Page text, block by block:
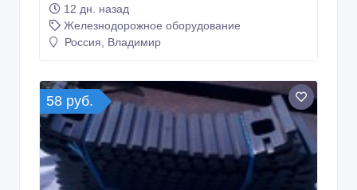
12 дн. назад
Железнодорожное оборудование
Россия, Владимир
58 руб.